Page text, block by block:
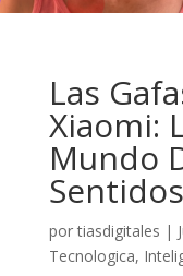
Las
Xiaomi:
Mundo
portiasdigitales |
Tecnologica,